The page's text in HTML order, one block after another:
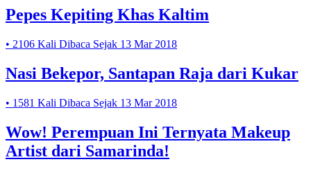
Pepes Kepiting Khas Kaltim
• 2106 Kali Dibaca Sejak 13 Mar 2018
Nasi Bekepor, Santapan Raja dari Kukar
• 1581 Kali Dibaca Sejak 13 Mar 2018
Wow! Perempuan Ini Ternyata Makeup
Artist dari Samarinda!